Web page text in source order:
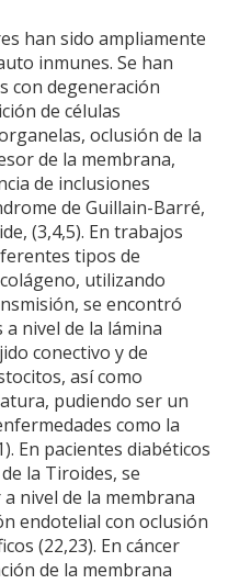
han sido ampliamente
inmunes. Se han
con degeneración
de células
oclusión de la
de la membrana,
de inclusiones
de Guillain-Barré,
(3,4,5). En trabajos
tipos de
utilizando
se encontró
nivel de la lámina
conectivo y de
así como
pudiendo ser un
como la
En pacientes diabéticos
la Tiroides, se
nivel de la membrana
endotelial con oclusión
(22,23). En cáncer
de la membrana